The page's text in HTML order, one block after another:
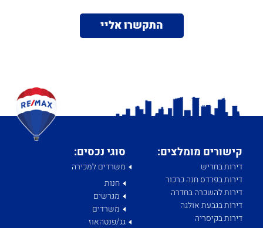
קישורים מומלצים:
דירות בחריש
דירות בפרדס חנה כרכור
דירות להשכרה בחדרה
דירות בגבעת אולגה
דירות בקיסריה
סוגי נכסים:
משרדים למכירה
חנות
מגרשים
משרדים
גג/פנטהאוז